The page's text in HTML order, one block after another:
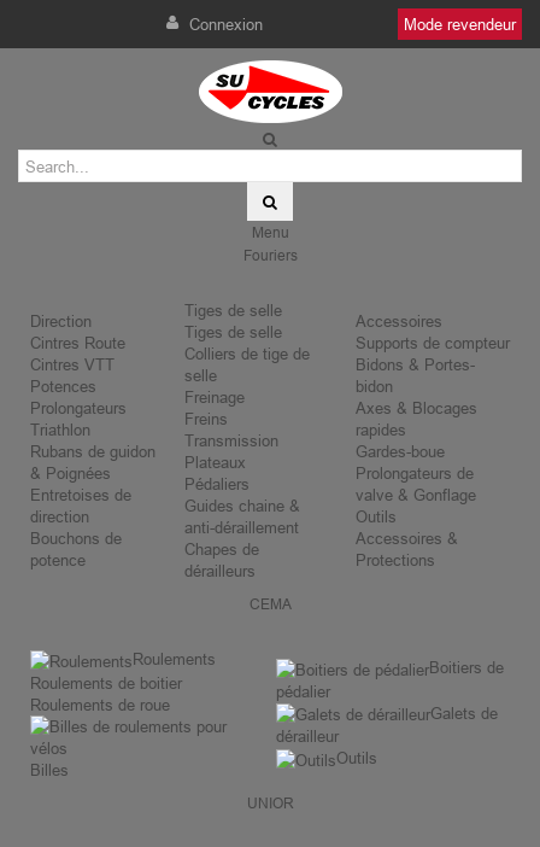
Connexion Mode revendeur
Menu
Fouriers
Direction
Cintres Route
Cintres VTT
Potences
Prolongateurs
Triathlon
Rubans de guidon
& Poignées
Entretoises de
direction
Bouchons de
potence
Tiges de selle
Tiges de selle
Colliers de tige de
selle
Freinage
Freins
Transmission
Plateaux
Pédaliers
Guides chaine &
anti-déraillement
Chapes de
dérailleurs
Accessoires
Supports de compteur
Bidons & Portes-
bidon
Axes & Blocages
rapides
Gardes-boue
Prolongateurs de
valve & Gonflage
Outils
Accessoires &
Protections
CEMA
Roulements
Roulements de boitier
Roulements de roue
Billes
Boitiers de
pédalier
Galets de
dérailleur
Outils
UNIOR